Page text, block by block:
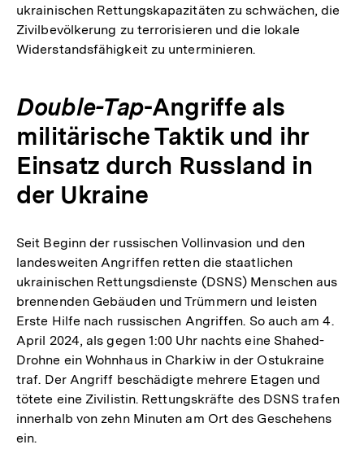
ukrainischen Rettungskapazitäten zu schwächen, die
Zivilbevölkerung zu terrorisieren und die lokale
Widerstandsfähigkeit zu unterminieren.
Double-Tap-Angriffe als
militärische Taktik und ihr
Einsatz durch Russland in
der Ukraine
Seit Beginn der russischen Vollinvasion und den
landesweiten Angriffen retten die staatlichen
ukrainischen Rettungsdienste (DSNS) Menschen aus
brennenden Gebäuden und Trümmern und leisten
Erste Hilfe nach russischen Angriffen. So auch am 4.
April 2024, als gegen 1:00 Uhr nachts eine Shahed-
Drohne ein Wohnhaus in Charkiw in der Ostukraine
traf. Der Angriff beschädigte mehrere Etagen und
tötete eine Zivilistin. Rettungskräfte des DSNS trafen
innerhalb von zehn Minuten am Ort des Geschehens
ein.